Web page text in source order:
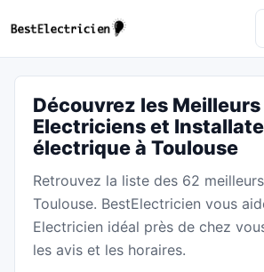
Découvrez les Meilleurs
Electriciens et
électrique à Toulouse
Retrouvez la liste des 62
Toulouse. BestElectricien vous
Electricien idéal près de chez
les avis et les horaires.